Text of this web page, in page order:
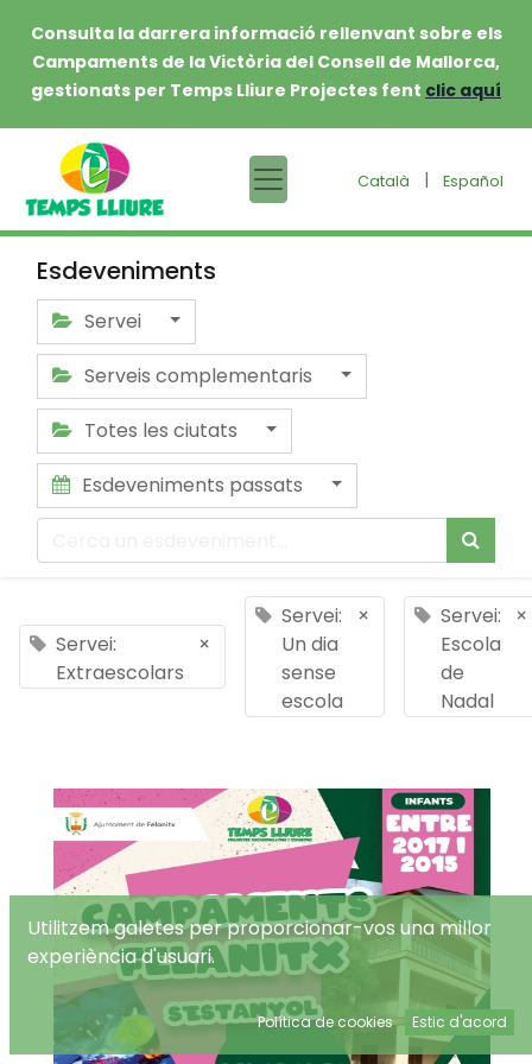
Consulta la darrera informació rellenvant sobre els
Campaments de la Victòria del Consell de Mallorca,
gestionats per Temps Lliure Projectes fent clic aquí
Català | Español
Esdeveniments
Servei
Serveis complementaris
Totes les ciutats
Esdeveniments passats
Servei:
Extraescolars
×
Servei:
Un dia
sense
escola
×
Servei:
Escola
de
Nadal
×
Utilitzem galetes per proporcionar-vos una millor
experiència d'usuari.
Política de cookies Estic d'acord